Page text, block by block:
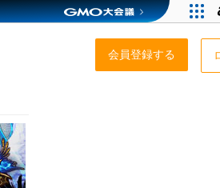
会員登録する